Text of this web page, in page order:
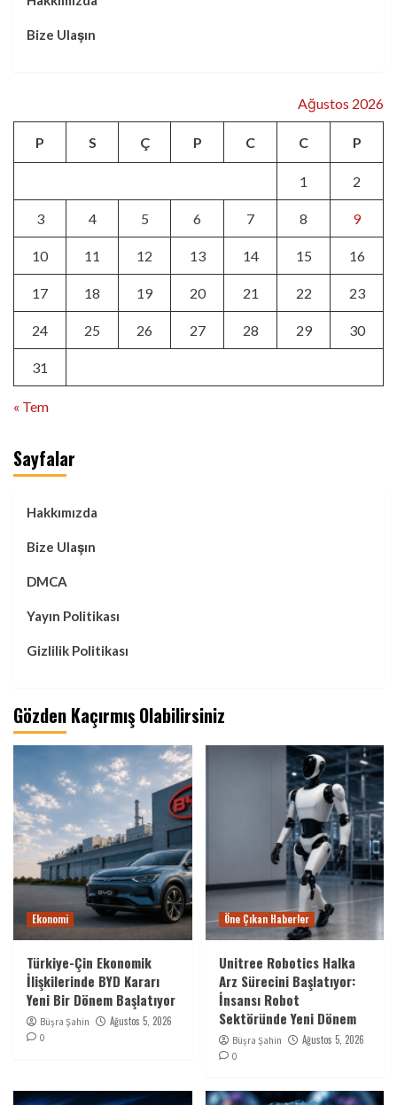
Bize Ulaşın
Ağustos 2026
P S Ç P C C P
1 2
3 4 5 6 7 8 9
10 11 12 13 14 15 16
17 18 19 20 21 22 23
24 25 26 27 28 29 30
31
« Tem
Sayfalar
Hakkımızda
Bize Ulaşın
DMCA
Yayın Politikası
Gizlilik Politikası
Gözden Kaçırmış Olabilirsiniz
Ekonomi
Türkiye-Çin Ekonomik
İlişkilerinde BYD Kararı
Yeni Bir Dönem Başlatıyor
Büşra Şahin Ağustos 5, 2026
0
Öne Çıkan Haberler
Unitree Robotics Halka
Arz Sürecini Başlatıyor:
İnsansı Robot
Sektöründe Yeni Dönem
Büşra Şahin Ağustos 5, 2026
0